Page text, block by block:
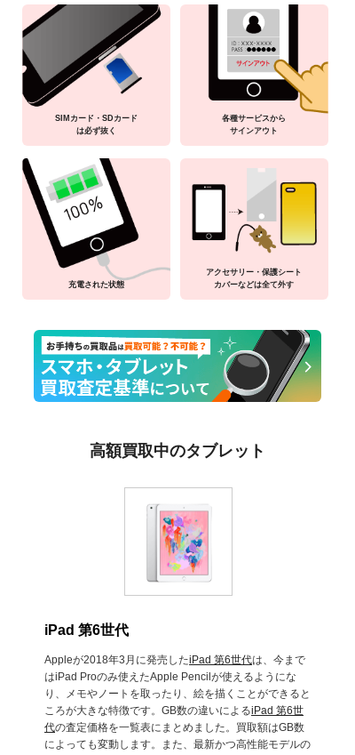
SIMカード・SDカード
は必ず抜く
各種サービスから
サインアウト
充電された状態
アクセサリー・保護シート
カバーなどは全て外す
高額買取中のタブレット
iPad 第6世代
Appleが2018年3月に発売したiPad 第6世代は、今まで
はiPad Proのみ使えたApple Pencilが使えるようにな
り、メモやノートを取ったり、絵を描くことができると
ころが大きな特徴です。GB数の違いによるiPad 第6世
代の査定価格を一覧表にまとめました。買取額はGB数
によっても変動します。また、最新かつ高性能モデルの